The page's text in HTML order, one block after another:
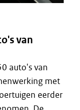
van
auto's van
met
eerder